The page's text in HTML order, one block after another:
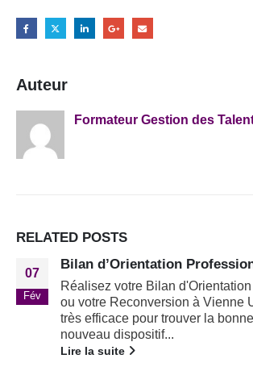
Auteur
Formateur Gestion des
RELATED POSTS
07
Fév
Bilan d’Orientation
Réalisez votre Bilan
ou votre Reconversion à Vienne
très efficace pour trouver la
nouveau dispositif...
Lire la suite